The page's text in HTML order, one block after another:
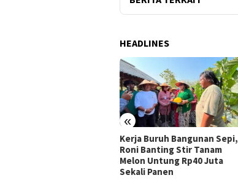
HEADLINES
«
Kerja Buruh Bangunan Sepi,
Roni Banting Stir Tanam
Melon Untung Rp40 Juta
Sekali Panen